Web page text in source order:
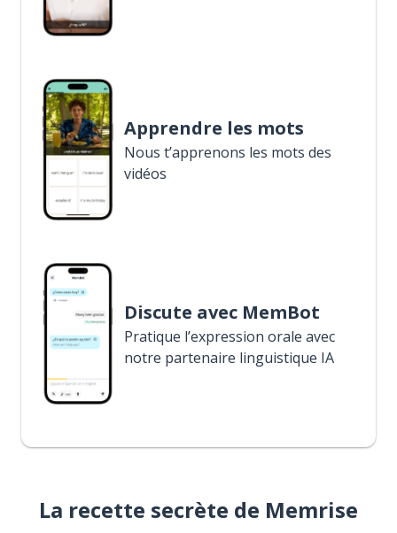
Apprendre les mots
Nous t’apprenons les mots des
vidéos
Discute avec MemBot
Pratique l’expression orale avec
notre partenaire linguistique IA
La recette secrète de Memrise